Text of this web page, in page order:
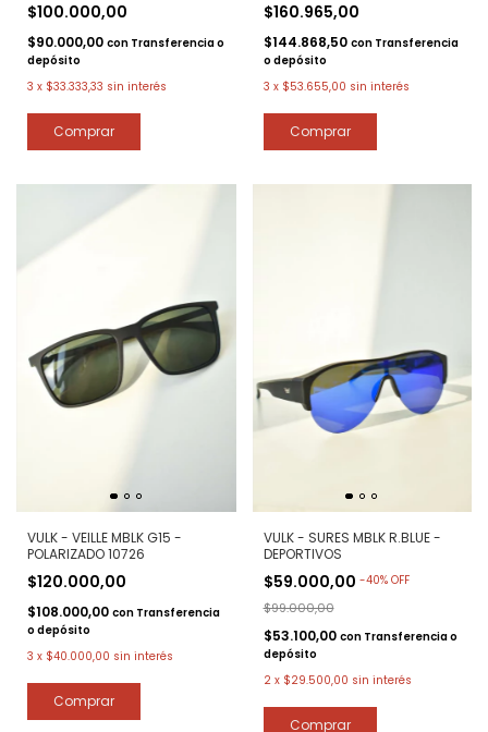
$100.000,00
$90.000,00 con Transferencia o
depósito
3 x $33.333,33 sin interés
$160.965,00
$144.868,50 con Transferencia
o depósito
3 x $53.655,00 sin interés
VULK - VEILLE MBLK G15 -
POLARIZADO 10726
$120.000,00
$108.000,00 con Transferencia
o depósito
3 x $40.000,00 sin interés
VULK - SURES MBLK R.BLUE -
DEPORTIVOS
$59.000,00 -40% OFF
$99.000,00
$53.100,00 con Transferencia o
depósito
2 x $29.500,00 sin interés